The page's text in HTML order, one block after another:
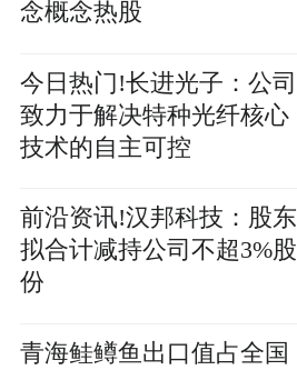
念概念热股
今日热门!长进光子：公司
致力于解决特种光纤核心
技术的自主可控
前沿资讯!汉邦科技：股东
拟合计减持公司不超3%股
份
青海鲑鳟鱼出口值占全国